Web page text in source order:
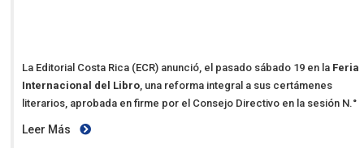
La Editorial Costa Rica (ECR) anunció, el pasado sábado 19 en la Feria
Internacional del Libro, una reforma integral a sus certámenes
literarios, aprobada en firme por el Consejo Directivo en la sesión N.°
2969 del 30 de junio de 2025. Esta transformación busca fortalecer la
transparencia, ampliar la participación y reconocer con mayor
Leer Más